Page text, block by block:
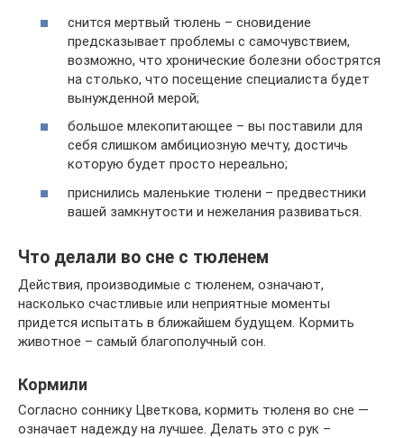
снится мертвый тюлень – сновидение
предсказывает проблемы с самочувствием,
возможно, что хронические болезни обострятся
на столько, что посещение специалиста будет
вынужденной мерой;
большое млекопитающее – вы поставили для
себя слишком амбициозную мечту, достичь
которую будет просто нереально;
приснились маленькие тюлени – предвестники
вашей замкнутости и нежелания развиваться.
Что делали во сне с тюленем
Действия, производимые с тюленем, означают,
насколько счастливые или неприятные моменты
придется испытать в ближайшем будущем. Кормить
животное – самый благополучный сон.
Кормили
Согласно соннику Цветкова, кормить тюленя во сне —
означает надежду на лучшее. Делать это с рук –